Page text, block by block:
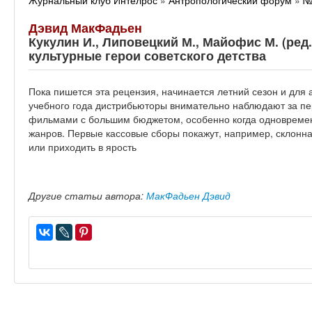
Дэвид МакФадьен
Кукулин И., Липовецкий М., Майофис М.
культурные герои советского детства
Пока пишется эта рецензия, начинается летний сезон и
учебного года дистрибьюторы внимательно наблюдают за
фильмами с большим бюджетом, особенно когда
жанров. Первые кассовые сборы покажут, например,
или приходить в ярость
Другие статьи автора: МакФадьен Дэвид